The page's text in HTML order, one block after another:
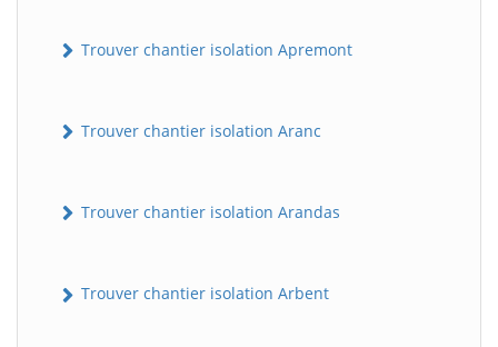
Trouver chantier isolation Apremont
Trouver chantier isolation Aranc
Trouver chantier isolation Arandas
Trouver chantier isolation Arbent